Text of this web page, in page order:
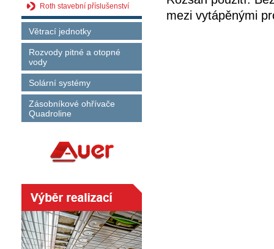
Roth stavební příslušenství
Větrací jednotky
Rozvody pitné a otopné
vody
Solární systémy
Zásobníkové ohřívače
Quadroline
mezi vytápěnými